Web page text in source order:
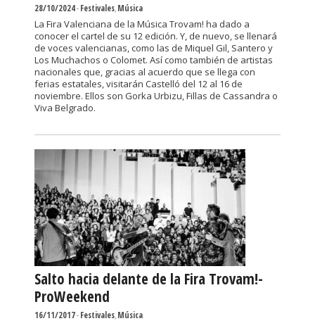
28/10/2024-Festivales,Música
La Fira Valenciana de la Música Trovam! ha dado a
conocer el cartel de su 12 edición. Y, de nuevo, se llenará
de voces valencianas, como las de Miquel Gil, Santero y
Los Muchachos o Colomet. Así como también de artistas
nacionales que, gracias al acuerdo que se llega con
ferias estatales, visitarán Castelló del 12 al 16 de
noviembre. Ellos son Gorka Urbizu, Fillas de Cassandra o
Viva Belgrado.
Salto hacia delante de la Fira Trovam!-
ProWeekend
16/11/2017-Festivales,Música